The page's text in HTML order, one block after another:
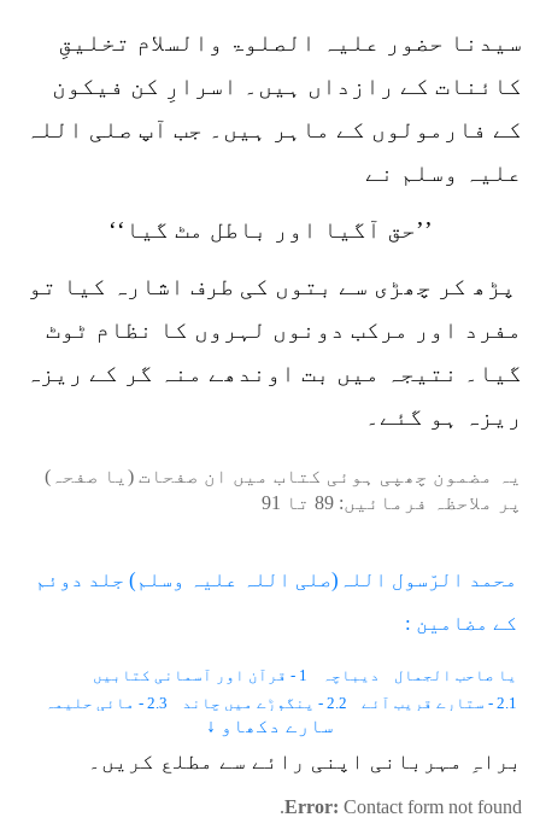
سیدنا حضور علیہ الصلوۃ والسلام تخلیقِ
کائنات کے رازداں ہیں۔ اسرارِ کن فیکون
کے فارمولوں کے ماہر ہیں۔ جب آپ صلی اللہ
علیہ وسلم نے
’’حق آگیا اور باطل مٹ گیا‘‘
پڑھ کر چھڑی سے بتوں کی طرف اشارہ کیا تو
مفرد اور مرکب دونوں لہروں کا نظام ٹوٹ
گیا۔ نتیجہ میں بت اوندھے منہ گر کے ریزہ
ریزہ ہو گئے۔
یہ مضمون چھپی ہوئی کتاب میں ان صفحات (یا صفحہ)
پر ملاحظہ فرمائیں: 89 تا 91
محمد الرّسول اللہ(صلی اللہ علیہ وسلم) جلد دوئم
کے مضامین :
یا صاحب الجمال دیباچہ
1 - قرآن اور آسمانی کتابیں
2.1 - ستارے قریب آئے
2.2 - پنگوڑے میں چاند
2.3 - مائی حلیمہ
3.2 - بارش کا وسیلہ
7.1 - دو سردار
7.2 - نگاہ مرد حق آگاہ
سارے دکھاو ↓
براہِ مہربانی اپنی رائے سے مطلع کریں۔
Error: Contact form not found.